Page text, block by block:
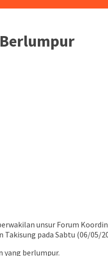
unsur Forum
pada Sabtu (06/05/
yang berlumpur.